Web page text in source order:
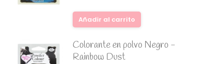
Añadir al carrito
Colorante en polvo Negro -
Rainbow Dust